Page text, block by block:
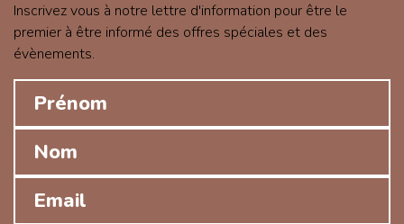
Inscrivez vous à notre lettre d'information pour être le
premier à être informé des offres spéciales et des
évènements.